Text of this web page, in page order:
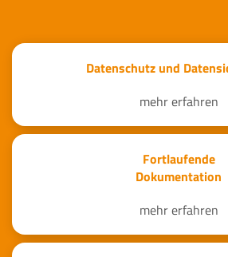
Datenschutz und
mehr erfahren
Fortlaufende
Dokumentation
mehr erfahren